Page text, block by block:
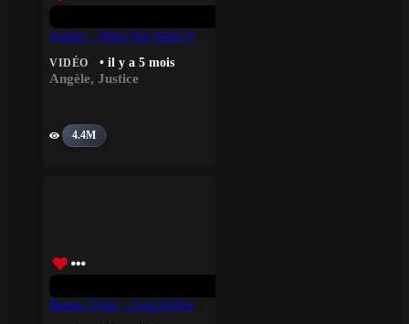
VIDÉO • il y a 5 mois
Angèle, Justice
4.4M